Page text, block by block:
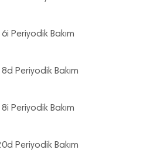
Periyodik Bakım
Periyodik Bakım
Periyodik Bakım
Periyodik Bakım